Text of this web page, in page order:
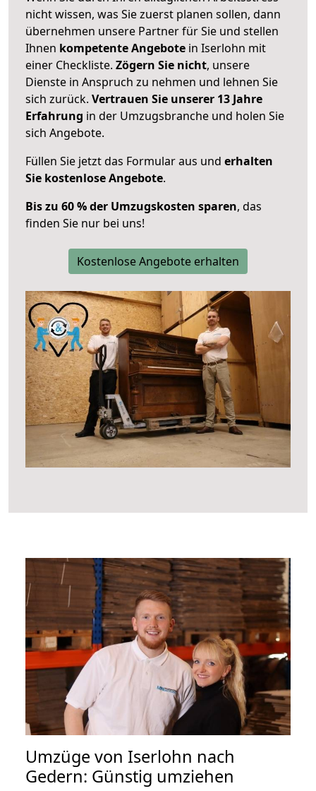
nicht wissen, was Sie zuerst planen sollen, dann
übernehmen unsere Partner für Sie und stellen
Ihnen kompetente Angebote in Iserlohn mit
einer Checkliste. Zögern Sie nicht, unsere
Dienste in Anspruch zu nehmen und lehnen Sie
sich zurück. Vertrauen Sie unserer 13 Jahre
Erfahrung in der Umzugsbranche und holen Sie
sich Angebote.
Füllen Sie jetzt das Formular aus und erhalten
Sie kostenlose Angebote.
Bis zu 60 % der Umzugskosten sparen, das
finden Sie nur bei uns!
Kostenlose Angebote erhalten
Umzüge von Iserlohn nach
Gedern: Günstig umziehen